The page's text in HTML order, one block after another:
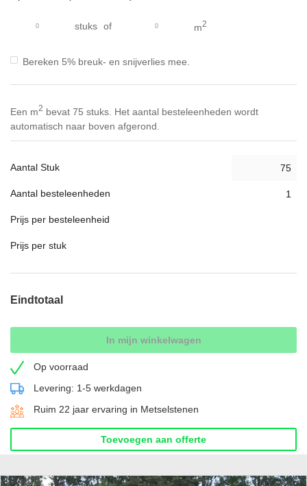
gallerij
stuks of m2
Bereken 5% breuk- en snijverlies mee.
Een m2 bevat 75 stuks. Het aantal besteleenheden wordt
automatisch naar boven afgerond.
Aantal Stuk
Aantal besteleenheden
Prijs per besteleenheid
Prijs per stuk
Eindtotaal
In mijn winkelwagen
Op voorraad
Levering: 1-5 werkdagen
Ruim 22 jaar ervaring in Metselstenen
Toevoegen aan offerte